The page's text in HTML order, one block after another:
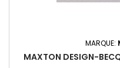
MARQUE:
MAXTON DESIGN-